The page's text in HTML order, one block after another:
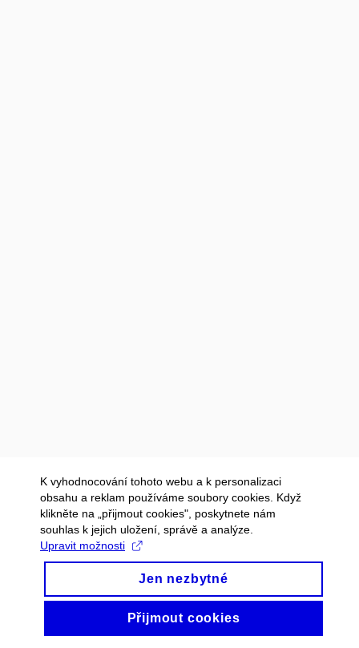
K vyhodnocování tohoto webu a k personalizaci
obsahu a reklam používáme soubory cookies. Když
klikněte na „přijmout cookies", poskytnete nám
souhlas k jejich uložení, správě a analýze.
Upravit možnosti
Jen nezbytné
Přijmout cookies